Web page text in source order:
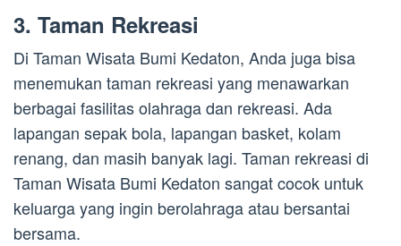
3. Taman Rekreasi
Di Taman Wisata Bumi Kedaton, Anda juga bisa
menemukan taman rekreasi yang menawarkan
berbagai fasilitas olahraga dan rekreasi. Ada
lapangan sepak bola, lapangan basket, kolam
renang, dan masih banyak lagi. Taman rekreasi di
Taman Wisata Bumi Kedaton sangat cocok untuk
keluarga yang ingin berolahraga atau bersantai
bersama.